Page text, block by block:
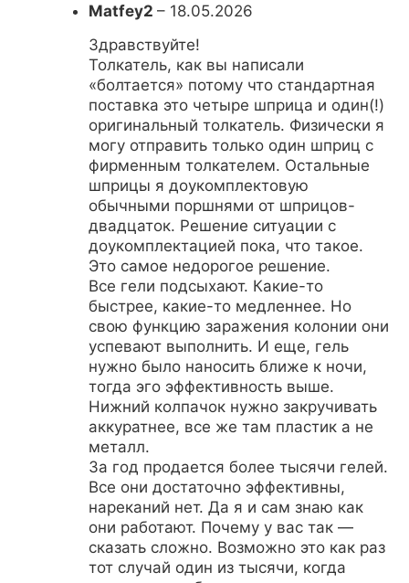
Matfey2 – 18.05.2026
Здравствуйте!
Толкатель, как вы написали
«болтается» потому что стандартная
поставка это четыре шприца и один(!)
оригинальный толкатель. Физически я
могу отправить только один шприц с
фирменным толкателем. Остальные
шприцы я доукомплектовую
обычными поршнями от шприцов-
двадцаток. Решение ситуации с
доукомплектацией пока, что такое.
Это самое недорогое решение.
Все гели подсыхают. Какие-то
быстрее, какие-то медленнее. Но
свою функцию заражения колонии они
успевают выполнить. И еще, гель
нужно было наносить ближе к ночи,
тогда эго эффективность выше.
Нижний колпачок нужно закручивать
аккуратнее, все же там пластик а не
металл.
За год продается более тысячи гелей.
Все они достаточно эффективны,
нареканий нет. Да я и сам знаю как
они работают. Почему у вас так —
сказать сложно. Возможно это как раз
тот случай один из тысячи, когда